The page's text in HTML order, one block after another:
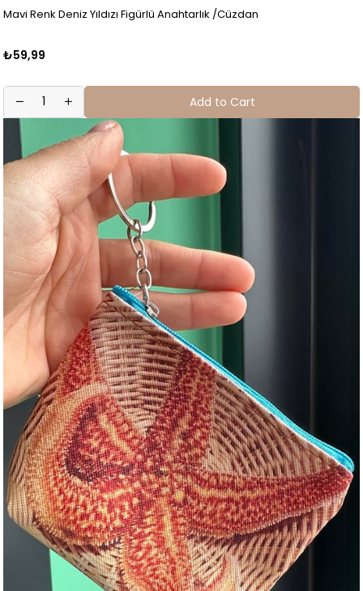
Mavi Renk Deniz Yıldızı Figürlü Anahtarlık /Cüzdan
₺59,99
Add to Cart